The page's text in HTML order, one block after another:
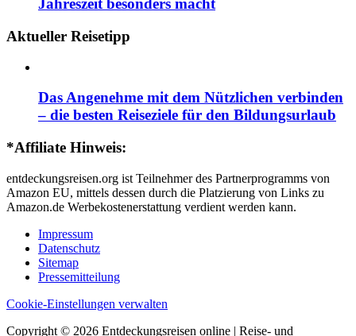
Jahreszeit besonders macht
Aktueller Reisetipp
Das Angenehme mit dem Nützlichen verbinden
– die besten Reiseziele für den Bildungsurlaub
*Affiliate Hinweis:
entdeckungsreisen.org ist Teilnehmer des Partnerprogramms von
Amazon EU, mittels dessen durch die Platzierung von Links zu
Amazon.de Werbekostenerstattung verdient werden kann.
Impressum
Datenschutz
Sitemap
Pressemitteilung
Cookie-Einstellungen verwalten
Copyright © 2026 Entdeckungsreisen online | Reise- und